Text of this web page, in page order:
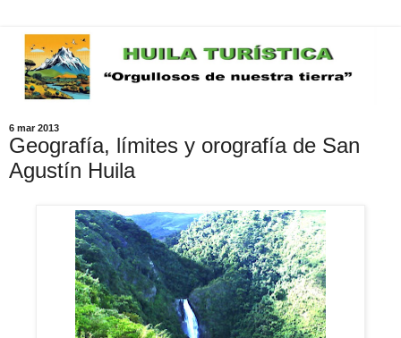
6 mar 2013
Geografía, límites y orografía de San
Agustín Huila